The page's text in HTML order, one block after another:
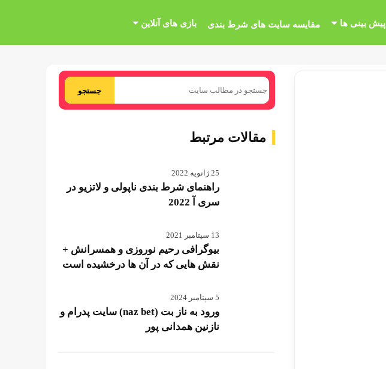
پیش بینی ها مقایسه سایت های شرط بندی بازی های آنلاین
جستجو
مقالات مرتبط
25 ژانویه 2022
راهنمای شرط بندی ناپولی و لاتزیو در
سری آ 2022
13 سپتامبر 2021
بیوگرافی رحیم نوروزی و همسرانش +
نقش هایی که در آن ها درخشیده است
5 سپتامبر 2024
ورود به ناز بت (naz bet) سایت پدرام و
نازنین همدانی پور